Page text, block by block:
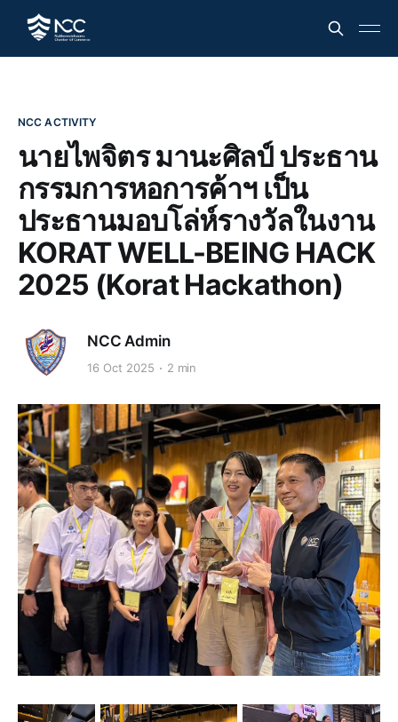
NCC ACTIVITY
นายไพจิตร มานะศิลป์ ประธาน
กรรมการหอการค้าฯ เป็น
ประธานมอบโล่ห์รางวัลในงาน
KORAT WELL-BEING HACK
2025 (Korat Hackathon)
NCC Admin
16 Oct 2025 2 min